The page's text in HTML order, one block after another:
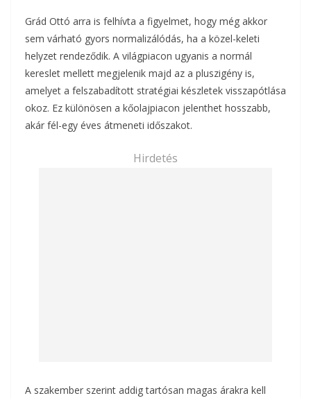
Grád Ottó arra is felhívta a figyelmet, hogy még akkor
sem várható gyors normalizálódás, ha a közel-keleti
helyzet rendeződik. A világpiacon ugyanis a normál
kereslet mellett megjelenik majd az a pluszigény is,
amelyet a felszabadított stratégiai készletek visszapótlása
okoz. Ez különösen a kőolajpiacon jelenthet hosszabb,
akár fél-egy éves átmeneti időszakot.
Hirdetés
A szakember szerint addig tartósan magas árakra kell